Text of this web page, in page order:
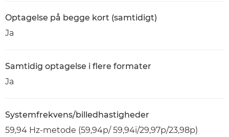
Optagelse på begge kort (samtidigt)
Ja
Samtidig optagelse i flere formater
Ja
Systemfrekvens/billedhastigheder
59,94 Hz-metode (59,94p/ 59,94i/29,97p/23,98p)